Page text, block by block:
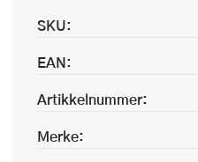
SKU:
EAN:
Artikkelnummer:
Merke: